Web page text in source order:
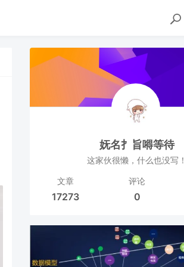
妩名扌旨嘚等待
这家伙很懒，什么也没写！
文章
17273
评论
0